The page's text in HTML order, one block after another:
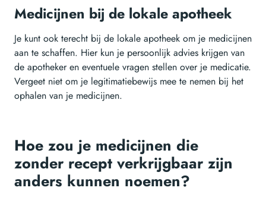
Medicijnen bij de lokale apotheek
Je kunt ook terecht bij de lokale apotheek om je medicijnen
aan te schaffen. Hier kun je persoonlijk advies krijgen van
de apotheker en eventuele vragen stellen over je medicatie.
Vergeet niet om je legitimatiebewijs mee te nemen bij het
ophalen van je medicijnen.
Hoe zou je medicijnen die
zonder recept verkrijgbaar zijn
anders kunnen noemen?